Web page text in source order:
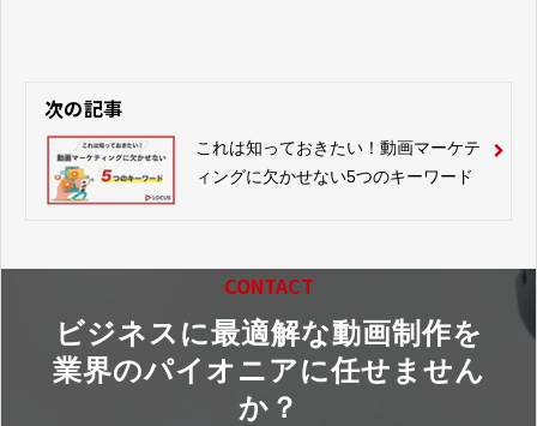
次の記事
これは知っておきたい！動画マーケテ
ィングに欠かせない5つのキーワード
CONTACT
ビジネスに最適解な動画制作を
業界のパイオニアに任せません
か？